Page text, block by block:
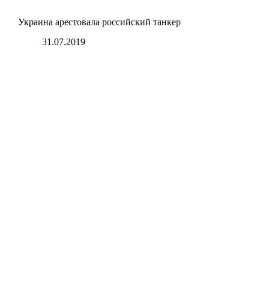
Украина арестовала российский танкер
31.07.2019